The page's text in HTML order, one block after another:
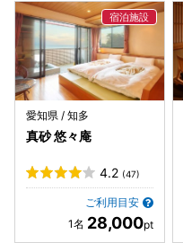
愛知県 / 知多
真砂 悠々庵
4.2 (47)
ご利用目安
28,000